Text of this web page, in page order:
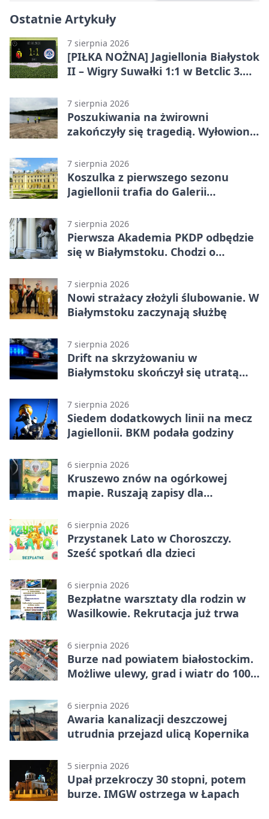
Ostatnie Artykuły
7 sierpnia 2026
[PIŁKA NOŻNA] Jagiellonia Białystok
II – Wigry Suwałki 1:1 w Betclic 3.
7 sierpnia 2026
Poszukiwania na żwirowni
zakończyły się tragedią. Wyłowiono
7 sierpnia 2026
Koszulka z pierwszego sezonu
Jagiellonii trafia do Galerii
7 sierpnia 2026
Pierwsza Akademia PKDP odbędzie
się w Białymstoku. Chodzi o
7 sierpnia 2026
Nowi strażacy złożyli ślubowanie. W
Białymstoku zaczynają służbę
7 sierpnia 2026
Drift na skrzyżowaniu w
Białymstoku skończył się utratą
7 sierpnia 2026
Siedem dodatkowych linii na mecz
Jagiellonii. BKM podała godziny
6 sierpnia 2026
Kruszewo znów na ogórkowej
mapie. Ruszają zapisy dla
6 sierpnia 2026
Przystanek Lato w Choroszczy.
Sześć spotkań dla dzieci
6 sierpnia 2026
Bezpłatne warsztaty dla rodzin w
Wasilkowie. Rekrutacja już trwa
6 sierpnia 2026
Burze nad powiatem białostockim.
Możliwe ulewy, grad i wiatr do 100
6 sierpnia 2026
Awaria kanalizacji deszczowej
utrudnia przejazd ulicą Kopernika
5 sierpnia 2026
Upał przekroczy 30 stopni, potem
burze. IMGW ostrzega w Łapach